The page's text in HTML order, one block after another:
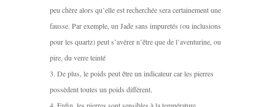
peu chère alors qu’elle est recherchée sera certainement une
fausse. Par exemple, un Jade sans impuretés (ou inclusions
pour les quartz) peut s’avérer n’être que de l’aventurine, ou
pire, du verre teinté
De plus, le poids peut être un indicateur car les pierres
possèdent toutes un poids différent.